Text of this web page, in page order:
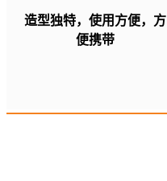
造型独特，使用方便，方
便携带